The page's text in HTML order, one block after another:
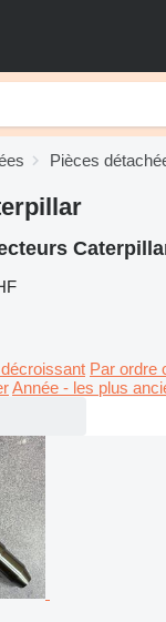
Pièces
Par ordre
Année - les plus